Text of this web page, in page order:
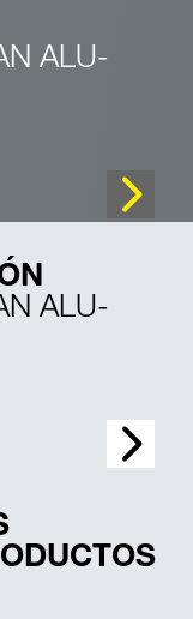
ALU-
ALU-